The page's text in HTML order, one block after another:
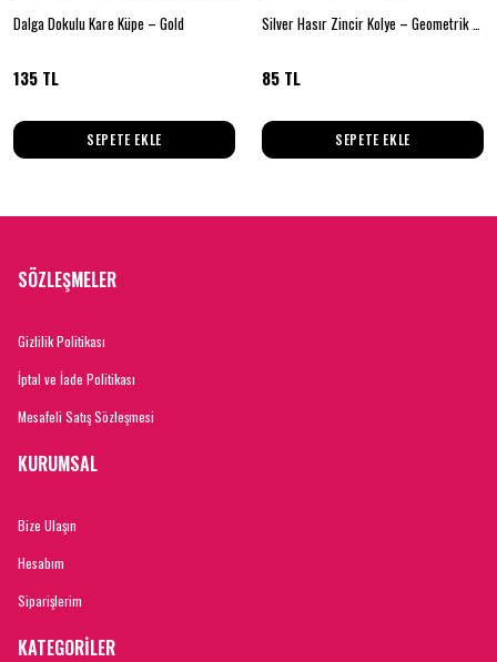
Dalga Dokulu Kare Küpe – Gold
135 TL
SEPETE EKLE
Silver Hasır Zincir Kolye – Geometrik Metal Detaylı Modern Tasarım
85 TL
SEPETE EKLE
SÖZLEŞMELER
Gizlilik Politikası
İptal ve İade Politikası
Mesafeli Satış Sözleşmesi
KURUMSAL
Bize Ulaşın
Hesabım
Siparişlerim
KATEGORİLER